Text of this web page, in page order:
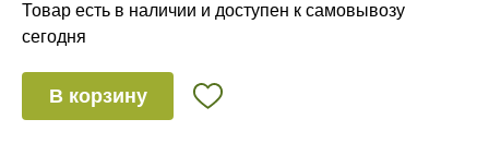
Товар есть в наличии и доступен к самовывозу
сегодня
В корзину